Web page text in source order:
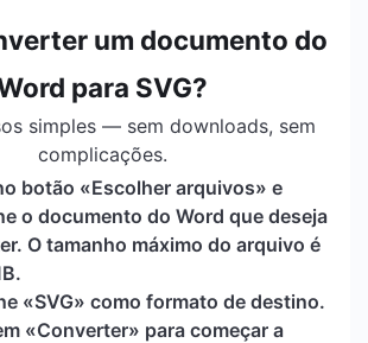
um documento do
para SVG?
simples — sem downloads, sem
complicações.
botão «Escolher arquivos» e
o documento do Word que deseja
O tamanho máximo do arquivo é
«SVG» como formato de destino.
«Converter» para começar a